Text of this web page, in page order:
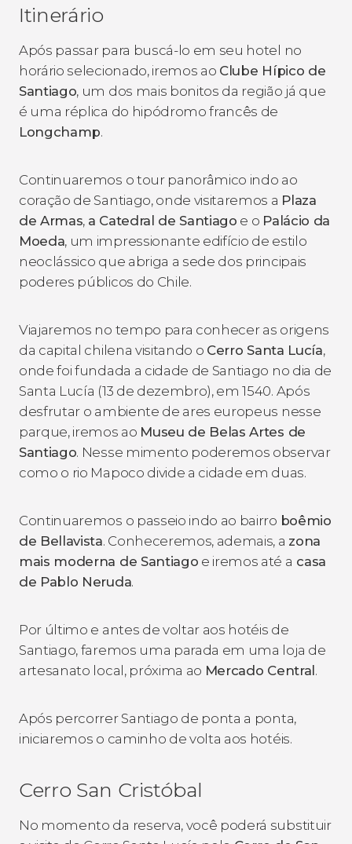
Itinerário
Após passar para buscá-lo em seu hotel no
horário selecionado, iremos ao Clube Hípico de
Santiago, um dos mais bonitos da região já que
é uma réplica do hipódromo francês de
Longchamp.
Continuaremos o tour panorâmico indo ao
coração de Santiago, onde visitaremos a Plaza
de Armas, a Catedral de Santiago e o Palácio da
Moeda, um impressionante edifício de estilo
neoclássico que abriga a sede dos principais
poderes públicos do Chile.
Viajaremos no tempo para conhecer as origens
da capital chilena visitando o Cerro Santa Lucía,
onde foi fundada a cidade de Santiago no dia de
Santa Lucía (13 de dezembro), em 1540. Após
desfrutar o ambiente de ares europeus nesse
parque, iremos ao Museu de Belas Artes de
Santiago. Nesse mimento poderemos observar
como o rio Mapoco divide a cidade em duas.
Continuaremos o passeio indo ao bairro boêmio
de Bellavista. Conheceremos, ademais, a zona
mais moderna de Santiago e iremos até a casa
de Pablo Neruda.
Por último e antes de voltar aos hotéis de
Santiago, faremos uma parada em uma loja de
artesanato local, próxima ao Mercado Central.
Após percorrer Santiago de ponta a ponta,
iniciaremos o caminho de volta aos hotéis.
Cerro San Cristóbal
No momento da reserva, você poderá substituir